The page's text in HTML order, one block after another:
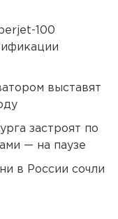
100
выставят
застроят по
— на паузе
в России сочли